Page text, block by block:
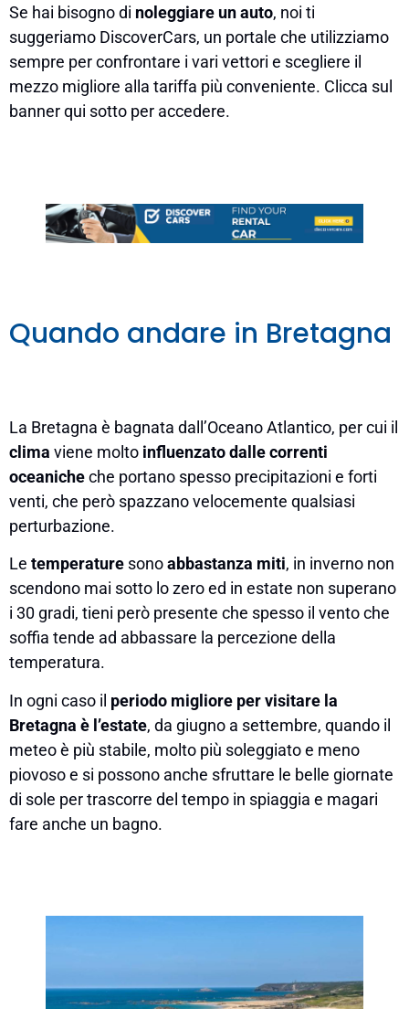
Se hai bisogno di noleggiare un auto, noi ti
suggeriamo DiscoverCars, un portale che utilizziamo
sempre per confrontare i vari vettori e scegliere il
mezzo migliore alla tariffa più conveniente. Clicca sul
banner qui sotto per accedere.
Quando andare in Bretagna
La Bretagna è bagnata dall’Oceano Atlantico, per cui il
clima viene molto influenzato dalle correnti
oceanicheche portano spesso precipitazioni e forti
venti, che però spazzano velocemente qualsiasi
perturbazione.
Le temperature sonoabbastanza miti, in inverno non
scendono mai sotto lo zero ed in estate non superano
i 30 gradi, tieni però presente che spesso il vento che
soffia tende ad abbassare la percezione della
temperatura.
In ogni caso il periodo migliore per visitare la
Bretagna è l’estate, da giugno a settembre, quando il
meteo è più stabile, molto più soleggiato e meno
piovoso e si possono anche sfruttare le belle giornate
di sole per trascorre del tempo in spiaggia e magari
fare anche un bagno.